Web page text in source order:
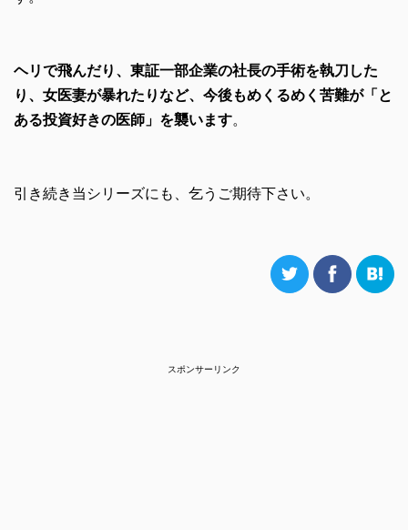
ヘリで飛んだり、東証一部企業の社長の手術を執刀した
り、女医妻が暴れたりなど、今後もめくるめく苦難が「と
ある投資好きの医師」を襲います。
引き続き当シリーズにも、乞うご期待下さい。
スポンサーリンク